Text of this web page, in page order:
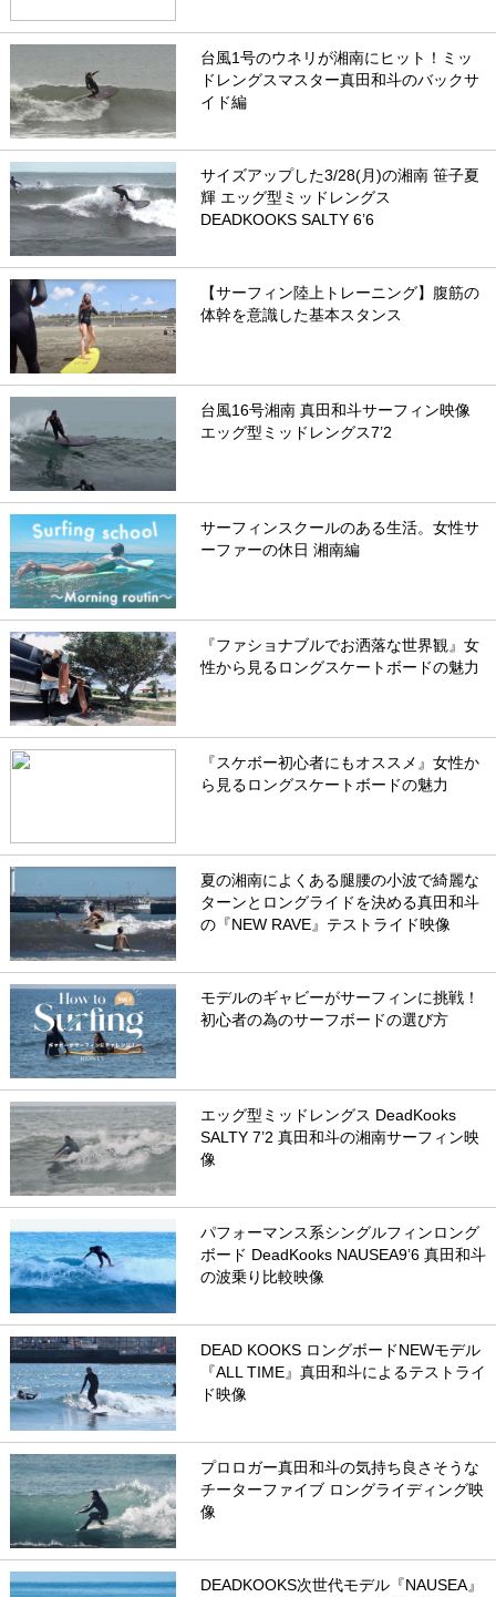
台風1号のウネリが湘南にヒット！ミッ
ドレングスマスター真田和斗のバックサ
イド編
サイズアップした3/28(月)の湘南 笹子夏
輝 エッグ型ミッドレングス
DEADKOOKS SALTY 6’6
【サーフィン陸上トレーニング】腹筋の
体幹を意識した基本スタンス
台風16号湘南 真田和斗サーフィン映像
エッグ型ミッドレングス7’2
サーフィンスクールのある生活。女性サ
ーファーの休日 湘南編
『ファショナブルでお洒落な世界観』女
性から見るロングスケートボードの魅力
『スケボー初心者にもオススメ』女性か
ら見るロングスケートボードの魅力
夏の湘南によくある腿腰の小波で綺麗な
ターンとロングライドを決める真田和斗
の『NEW RAVE』テストライド映像
モデルのギャビーがサーフィンに挑戦！
初心者の為のサーフボードの選び方
エッグ型ミッドレングス DeadKooks
SALTY 7’2 真田和斗の湘南サーフィン映
像
パフォーマンス系シングルフィンロング
ボード DeadKooks NAUSEA9’6 真田和斗
の波乗り比較映像
DEAD KOOKS ロングボードNEWモデル
『ALL TIME』真田和斗によるテストライ
ド映像
プロロガー真田和斗の気持ち良さそうな
チーターファイブ ロングライディング映
像
DEADKOOKS次世代モデル『NAUSEA』